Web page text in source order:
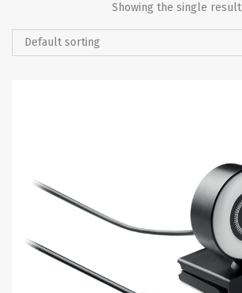
Showing the single result
Default sorting